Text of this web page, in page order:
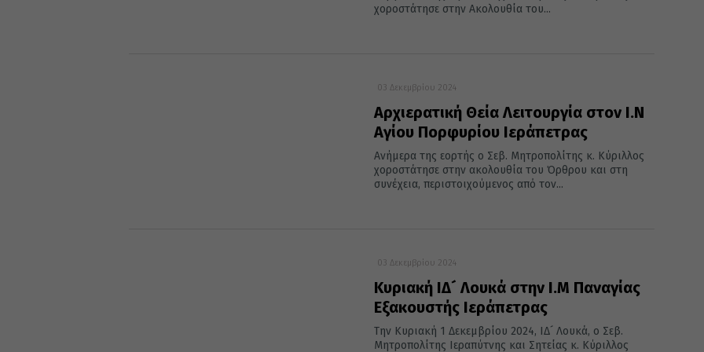
χοροστάτησε στην Ακολουθία του...
03 Δεκεμβρίου 2024
Αρχιερατική Θεία Λειτουργία στον Ι.Ν
Αγίου Πορφυρίου Ιεράπετρας
Ανήμερα της εορτής ο Σεβ. Μητροπολίτης κ. Κύριλλος
χοροστάτησε στην ακολουθία του Όρθρου και στη
συνέχεια, περιστοιχούμενος από τον...
03 Δεκεμβρίου 2024
Κυριακή ΙΔ´ Λουκά στην Ι.Μ Παναγίας
Εξακουστής Ιεράπετρας
Την Κυριακή 1 Δεκεμβρίου 2024, ΙΔ´ Λουκά, ο Σεβ.
Μητροπολίτης Ιεραπύτνης και Σητείας κ. Κύριλλος